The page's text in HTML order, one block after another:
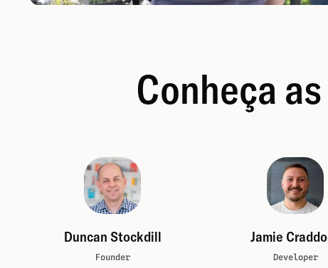
Conheça
Duncan Stockdill
Founder
Jamie
Developer